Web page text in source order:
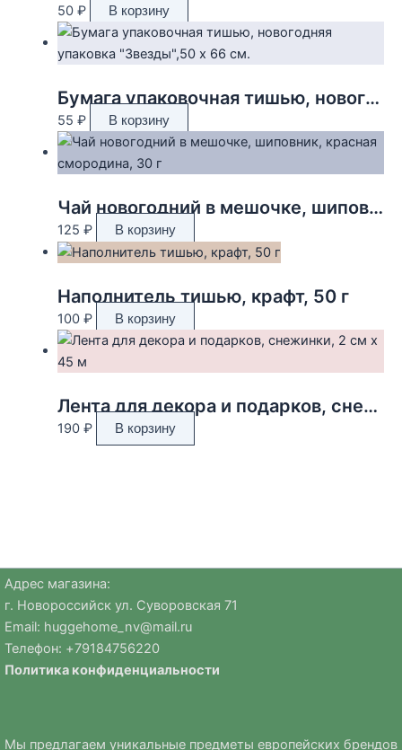
50 ₽ В корзину
Бумага упаковочная тишью, новогодняя упаковка «Звезды»,50 х 66 см.
55 ₽ В корзину
Чай новогодний в мешочке, шиповник, красная смородина, 30 г
125 ₽ В корзину
Наполнитель тишью, крафт, 50 г
100 ₽ В корзину
Лента для декора и подарков, снежинки, 2 см х 45 м
190 ₽ В корзину
Адрес магазина:
г. Новороссийск ул. Суворовская 71
Email: huggehome_nv@mail.ru
Телефон: +79184756220
Политика конфиденциальности
Мы предлагаем уникальные предметы европейских брендов